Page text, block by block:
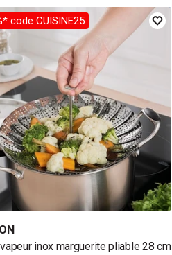
code CUISINE25
inox marguerite pliable 28 cm